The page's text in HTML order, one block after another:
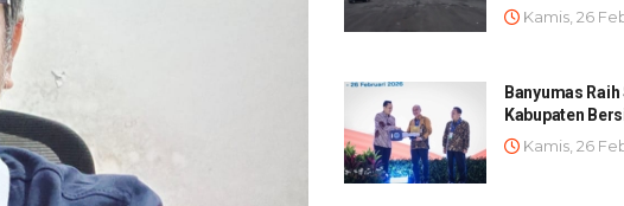
Kamis, 26
Banyumas
Kabupaten
Kamis, 26